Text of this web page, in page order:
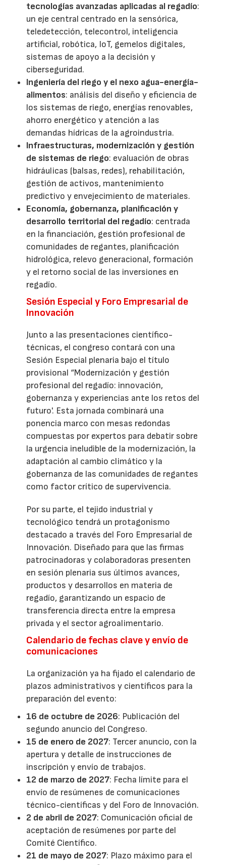
tecnologías avanzadas aplicadas al regadío:
un eje central centrado en la sensórica,
teledetección, telecontrol, inteligencia
artificial, robótica, IoT, gemelos digitales,
sistemas de apoyo a la decisión y
ciberseguridad.
Ingeniería del riego y el nexo agua-energía-
alimentos: análisis del diseño y eficiencia de
los sistemas de riego, energías renovables,
ahorro energético y atención a las
demandas hídricas de la agroindustria.
Infraestructuras, modernización y gestión
de sistemas de riego: evaluación de obras
hidráulicas (balsas, redes), rehabilitación,
gestión de activos, mantenimiento
predictivo y envejecimiento de materiales.
Economía, gobernanza, planificación y
desarrollo territorial del regadío: centrada
en la financiación, gestión profesional de
comunidades de regantes, planificación
hidrológica, relevo generacional, formación
y el retorno social de las inversiones en
regadío.
Sesión Especial y Foro Empresarial de
Innovación
Junto a las presentaciones científico-
técnicas, el congreso contará con una
Sesión Especial plenaria bajo el título
provisional “Modernización y gestión
profesional del regadío: innovación,
gobernanza y experiencias ante los retos del
futuro'. Esta jornada combinará una
ponencia marco con mesas redondas
compuestas por expertos para debatir sobre
la urgencia ineludible de la modernización, la
adaptación al cambio climático y la
gobernanza de las comunidades de regantes
como factor crítico de supervivencia.
Por su parte, el tejido industrial y
tecnológico tendrá un protagonismo
destacado a través del Foro Empresarial de
Innovación. Diseñado para que las firmas
patrocinadoras y colaboradoras presenten
en sesión plenaria sus últimos avances,
productos y desarrollos en materia de
regadío, garantizando un espacio de
transferencia directa entre la empresa
privada y el sector agroalimentario.
Calendario de fechas clave y envío de
comunicaciones
La organización ya ha fijado el calendario de
plazos administrativos y científicos para la
preparación del evento:
16 de octubre de 2026: Publicación del
segundo anuncio del Congreso.
15 de enero de 2027: Tercer anuncio, con la
apertura y detalle de instrucciones de
inscripción y envío de trabajos.
12 de marzo de 2027: Fecha límite para el
envío de resúmenes de comunicaciones
técnico-científicas y del Foro de Innovación.
2 de abril de 2027: Comunicación oficial de
aceptación de resúmenes por parte del
Comité Científico.
21 de mayo de 2027: Plazo máximo para el